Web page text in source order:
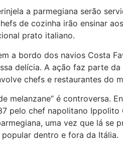
a parmegiana serão
de cozinha irão ensinar
prato italiano.
a bordo dos navios Costa
delícia. A ação faz parte
chefs e restaurantes do
melanzane” é controversa.
pelo chef napolitano Ippolito
uma vez que lá se
dentro e fora da Itália.